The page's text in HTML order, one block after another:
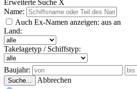
Erweiterte Suche X
Name:
Auch Ex-Namen anzeigen: aus an
Land:
Takelagetyp / Schiffstyp:
Baujahr:
Suche... Abbrechen